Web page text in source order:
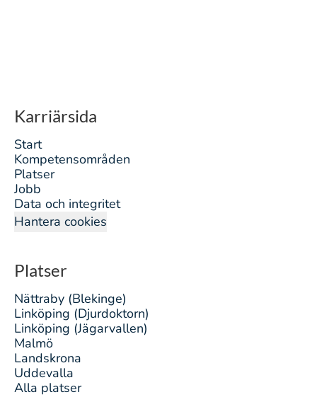
Karriärsida
Start
Kompetensområden
Platser
Jobb
Data och integritet
Hantera cookies
Platser
Nättraby (Blekinge)
Linköping (Djurdoktorn)
Linköping (Jägarvallen)
Malmö
Landskrona
Uddevalla
Alla platser